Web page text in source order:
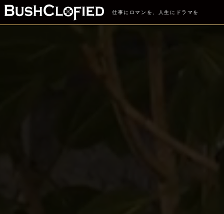
仕事にロマンを、人生にドラマを